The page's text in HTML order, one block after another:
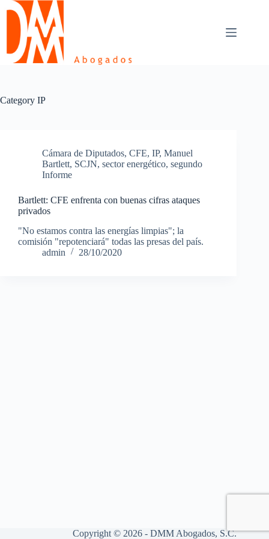
Skip
content
Category IP
Cámara de Diputados, CFE, IP, Manuel
Bartlett, SCJN, sector energético, segundo
Informe
Bartlett: CFE enfrenta con buenas cifras ataques
privados
"No estamos contra las energías limpias"; la
comisión "repotenciará" todas las presas del país.
admin
28/10/2020
Copyright © 2026 - DMM Abogados, S.C.